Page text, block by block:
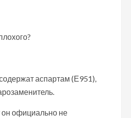
аспартам (Е951),
официально не